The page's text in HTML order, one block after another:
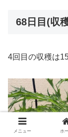
68日目(収
4回目の収穫は
メニュー ホ